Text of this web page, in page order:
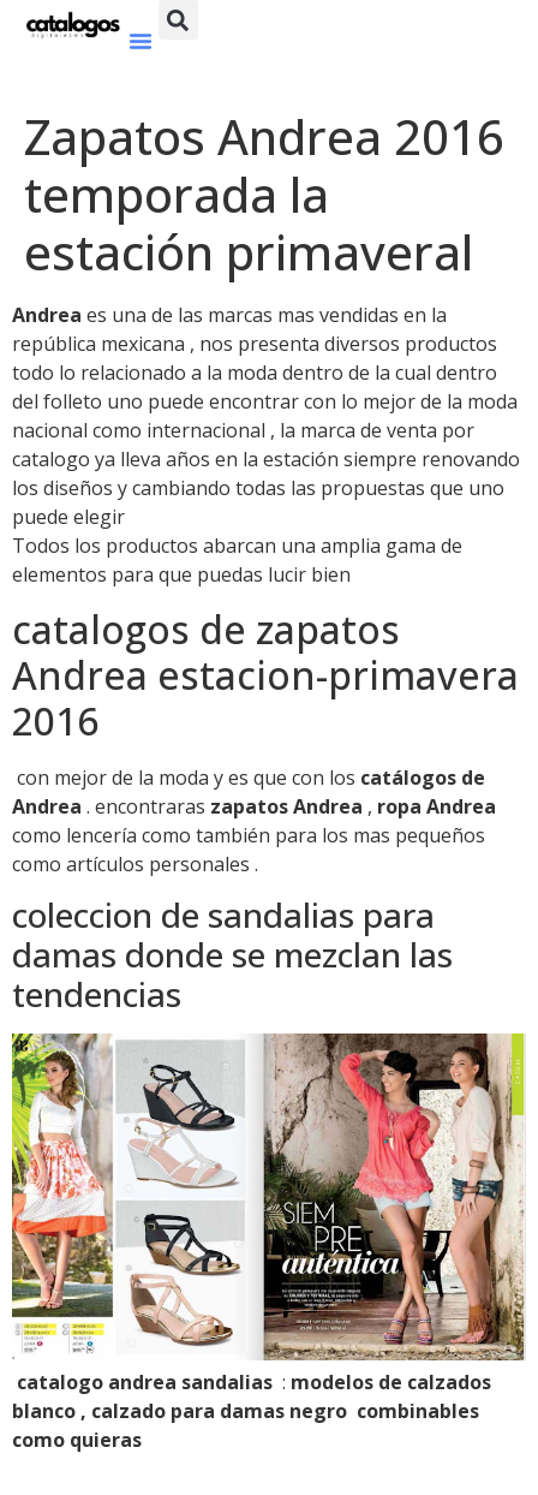
Zapatos Andrea 2016
temporada la
estación primaveral
Andrea es una de las marcas mas vendidas en la
república mexicana , nos presenta diversos productos
todo lo relacionado a la moda dentro de la cual dentro
del folleto uno puede encontrar con lo mejor de la moda
nacional como internacional , la marca de venta por
catalogo ya lleva años en la estación siempre renovando
los diseños y cambiando todas las propuestas que uno
puede elegir
Todos los productos abarcan una amplia gama de
elementos para que puedas lucir bien
catalogos de zapatos
Andrea estacion-primavera
2016
con mejor de la moda y es que con los catálogos de
Andrea . encontraras zapatos Andrea , ropa Andrea
como lencería como también para los mas pequeños
como artículos personales .
coleccion de sandalias para
damas donde se mezclan las
tendencias
catalogo andrea sandalias : modelos de calzados
blanco , calzado para damas negro combinables
como quieras